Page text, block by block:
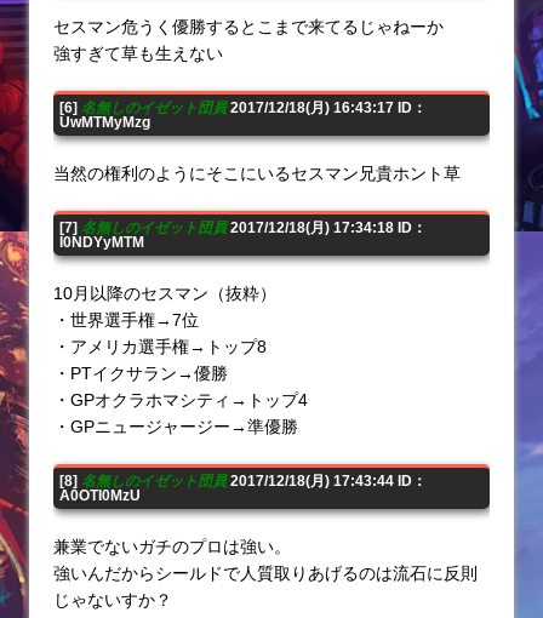
セスマン危うく優勝するとこまで来てるじゃねーか
強すぎて草も生えない
[6] 名無しのイゼット団員2017/12/18(月) 16:43:17 ID：
UwMTMyMzg
当然の権利のようにそこにいるセスマン兄貴ホント草
[7] 名無しのイゼット団員2017/12/18(月) 17:34:18 ID：
I0NDYyMTM
10月以降のセスマン（抜粋）
・世界選手権→7位
・アメリカ選手権→トップ8
・PTイクサラン→優勝
・GPオクラホマシティ→トップ4
・GPニュージャージー→準優勝
[8] 名無しのイゼット団員2017/12/18(月) 17:43:44 ID：
A0OTI0MzU
兼業でないガチのプロは強い。
強いんだからシールドで人質取りあげるのは流石に反則
じゃないすか？